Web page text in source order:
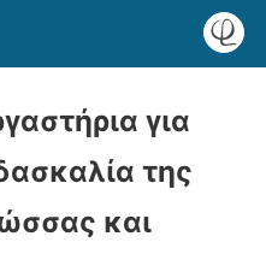
για
της
και